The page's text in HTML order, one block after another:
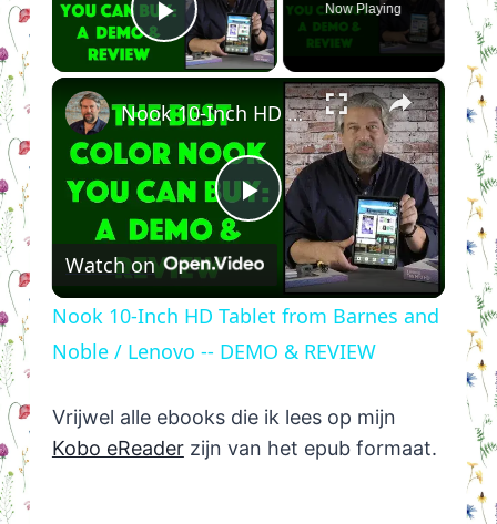
Play Video
Now Playing
×
Play
Video
Nook 10-Inch HD Tablet from Barnes and Noble / Lenovo -- DEMO & REVIEW
Watch on
Nook 10-Inch HD Tablet from Barnes and
Noble / Lenovo -- DEMO & REVIEW
Vrijwel alle ebooks die ik lees op mijn
Kobo eReaderzijn van het epub formaat.